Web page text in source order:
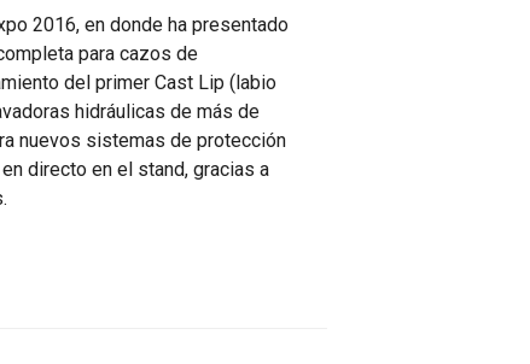
2016, en donde ha presentado
para cazos de
del primer Cast Lip (labio
hidráulicas de más de
nuevos sistemas de protección
directo en el stand, gracias a